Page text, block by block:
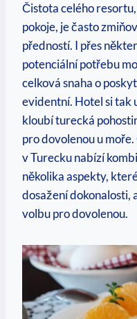
Čistota celého
pokoje, je často
předností. I přes
potenciální potřebu
celková snaha o
evidentní. Hotel si tak
kloubí turecká
pro dovolenou u
v Turecku nabízí
několika aspekty,
dosažení
volbu pro dovolenou.